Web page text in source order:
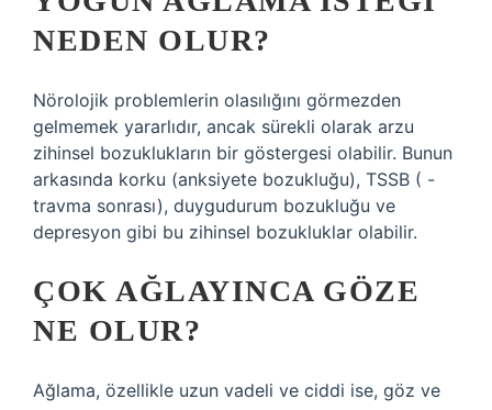
NEDEN OLUR?
Nörolojik problemlerin olasılığını görmezden
gelmemek yararlıdır, ancak sürekli olarak arzu
zihinsel bozuklukların bir göstergesi olabilir. Bunun
arkasında korku (anksiyete bozukluğu), TSSB ( -
travma sonrası), duygudurum bozukluğu ve
depresyon gibi bu zihinsel bozukluklar olabilir.
ÇOK AĞLAYINCA GÖZE
NE OLUR?
Ağlama, özellikle uzun vadeli ve ciddi ise, göz ve